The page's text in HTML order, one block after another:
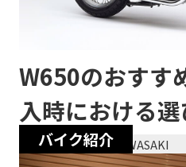
バイク紹介
W650のおすす
入時における
2023/12/28 KAWASAKI